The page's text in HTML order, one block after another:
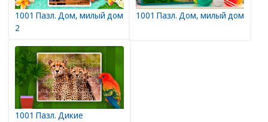
1001 Пазл. Дом, милый дом
2
1001 Пазл. Дом, милый дом
1001 Пазл. Дикие